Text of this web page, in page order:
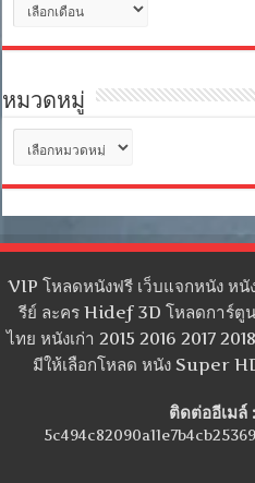
เก็บ
หมวดหมู่
หมู่
VIP โหลดหนังฟรี เว็บแจกหนัง ห
รีย์ ละคร Hidef 3D โหลดการ์ตู
ไทย หนังเก่า 2015 2016 2017
มีให้เลือกโหลด หนัง Super
ติดต่ออีเมล์